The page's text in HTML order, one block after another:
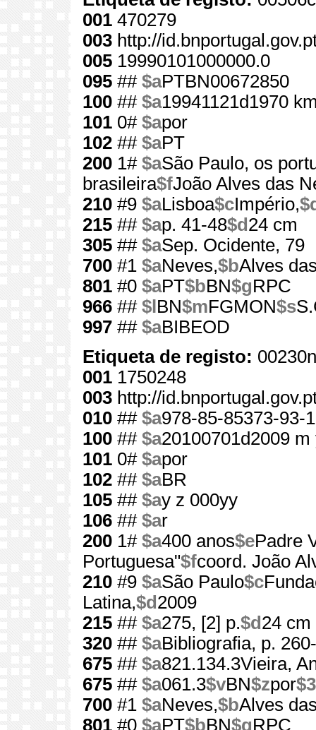
001 470279
003 http://
005 19990101000000.0
095 ## $aPTBN00672850
100 ## $a19941121d1970
101 0# $apor
102 ## $aPT
200 1# $aSão Paulo, os
brasileira$fJoão Alves das
210 #9 $aLisboa$cImpério,
215 ## $ap. 41-48$d 24 cm
305 ## $aSep. Ocidente, 79
700 #1 $aNeves,$bAlves
801 #0 $aPT$bBN$gRPC
966 ## $l BN$mFGMON$s
997 ## $aBIBEOD
Etiqueta de registo:
001 1750248
003 http://
010 ## $a978-85-85373-93-1
100 ## $a20100701d2009
101 0# $apor
102 ## $aBR
105 ## $ay z 000yy
106 ## $ar
200 1# $a400 anos$ePadre
Portuguesa"$fcoord. João
210 #9 $aSão Paulo$c
Latina,$d 2009
215 ## $a275, [2] p.$d 24 cm
320 ## $aBibliografia, p.
675 ## $a821.134.3Vieira,
675 ## $a061.3$vBN$zpor$3
700 #1 $aNeves,$bAlves
801 #0 $aPT$bBN$gRPC